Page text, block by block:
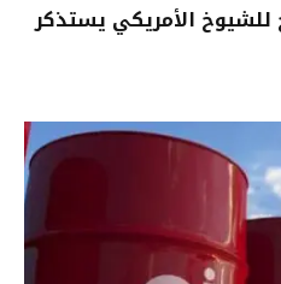
الأمريكي يستذكر